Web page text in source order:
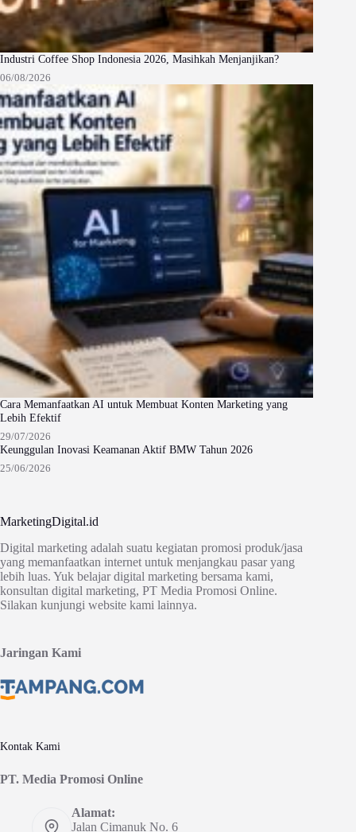
Industri Coffee Shop Indonesia 2026, Masihkah Menjanjikan?
06/08/2026
Cara Memanfaatkan AI untuk Membuat Konten Marketing yang
Lebih Efektif
29/07/2026
Keunggulan Inovasi Keamanan Aktif BMW Tahun 2026
25/06/2026
MarketingDigital.id
Digital marketing adalah suatu kegiatan promosi produk/jasa
yang memanfaatkan internet untuk menjangkau pasar yang
lebih luas. Yuk belajar digital marketing bersama kami,
konsultan digital marketing, PT Media Promosi Online.
Silakan kunjungi website kami lainnya.
Jaringan Kami
Kontak Kami
PT. Media Promosi Online
Alamat:
Jalan Cimanuk No. 6